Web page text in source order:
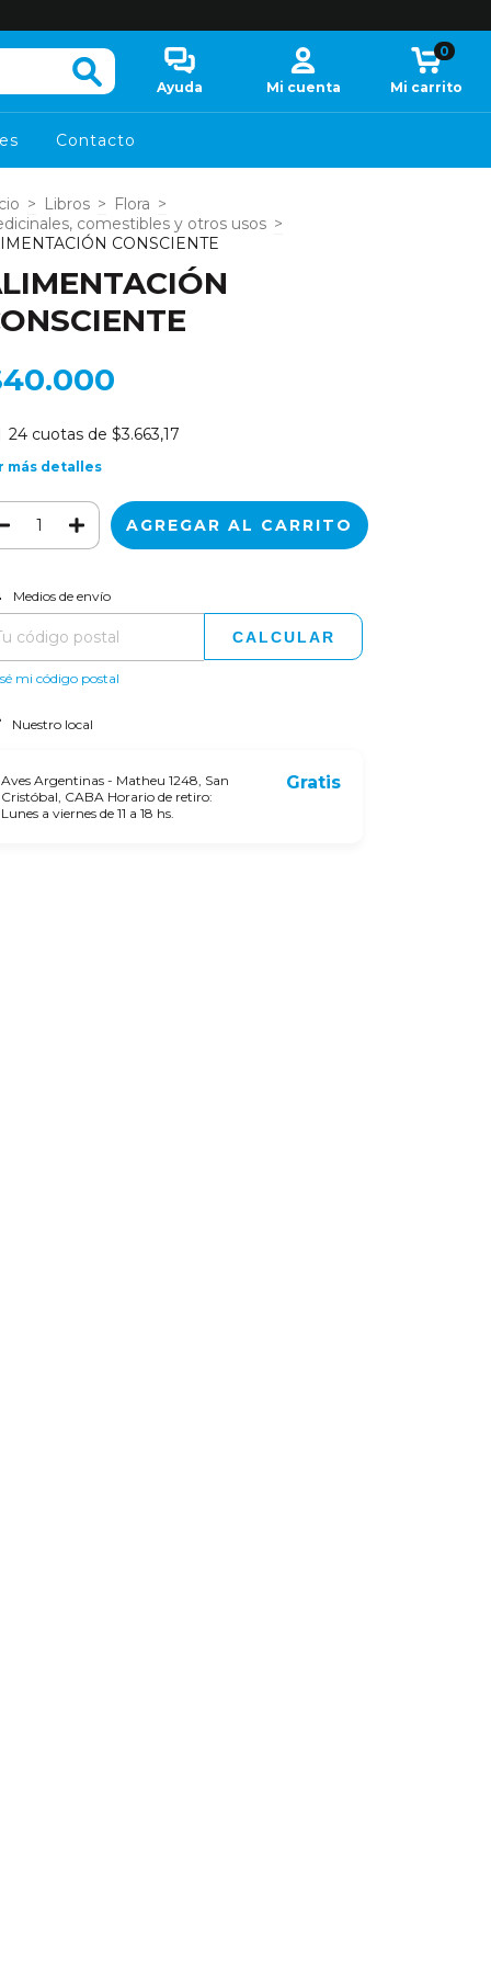
Ayuda Mi cuenta Mi carrito
0
Contacto
> Libros > Flora >
comestibles y otros usos >
CONSCIENTE
24 cuotas de $3.663,17
más detalles
para el CP:
Medios de envío
CALCULAR
mi código postal
Nuestro local
Aves Argentinas - Matheu 1248, San
Cristóbal, CABA Horario de retiro:
Lunes a viernes de 11 a 18 hs.
Gratis